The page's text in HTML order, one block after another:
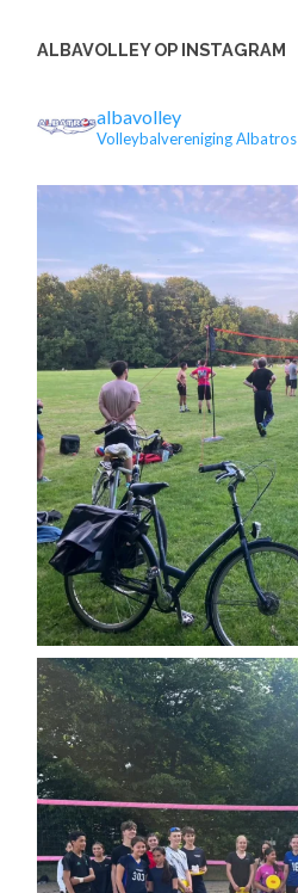
ALBAVOLLEY OP INSTAGRAM
albavolley
Volleybalvereniging